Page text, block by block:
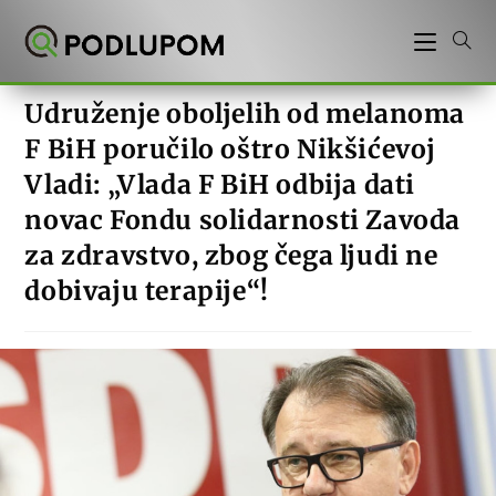
Udruženje oboljelih od melanoma
F BiH poručilo oštro Nikšićevoj
Vladi: „Vlada F BiH odbija dati
novac Fondu solidarnosti Zavoda
za zdravstvo, zbog čega ljudi ne
dobivaju terapije“!